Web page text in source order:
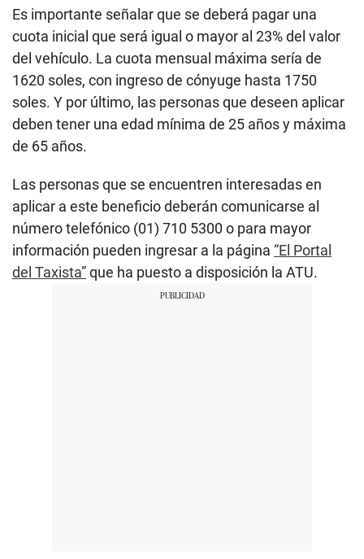
Es importante señalar que se deberá pagar una
cuota inicial que será igual o mayor al 23% del valor
del vehículo. La cuota mensual máxima sería de
1620 soles, con ingreso de cónyuge hasta 1750
soles. Y por último, las personas que deseen aplicar
deben tener una edad mínima de 25 años y máxima
de 65 años.
Las personas que se encuentren interesadas en
aplicar a este beneficio deberán comunicarse al
número telefónico (01) 710 5300 o para mayor
información pueden ingresar a la página “El Portal
del Taxista”que ha puesto a disposición la ATU.